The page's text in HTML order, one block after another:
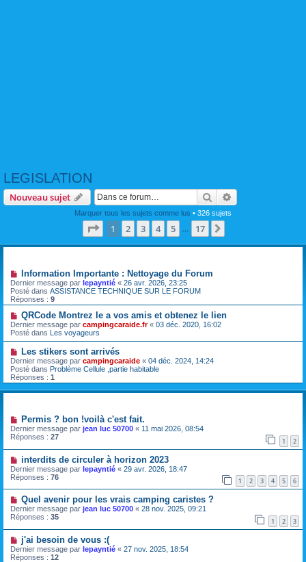
LEGISLATION
Nouveau sujet Rechercher
Marquer tous les sujets comme lus • 326 sujets
Page 1sur17
1 2 3 4 5 17
Information Importante : Nettoyage du Forum
Dernier message par lepayntié « 26 avr. 2026, 23:25
Posté dans ASSISTANCE TECHNIQUE SUR LE FORUM
Réponses : 9
QRCode Montrez le a vos amis et obtenez le lien
Dernier message par campingcaraide.fr« 03 déc. 2020, 16:02
Posté dans Les voyageurs
Les stikers sont arrivés
Dernier message par campingcaraide « 04 déc. 2024, 14:24
Posté dans Problème Cellule ,partie habitable
Réponses : 1
Permis ? bon !voilà c'est fait.
Dernier message par jean luc 50700 « 11 mai 2026, 08:54
Réponses : 27 1 2
interdits de circuler à horizon 2023
Dernier message par lepayntié « 29 avr. 2026, 18:47
Réponses : 76 1 2 3 4 5 6
Quel avenir pour les vrais camping caristes ?
Dernier message par jean luc 50700 « 28 nov. 2025, 09:21
Réponses : 35 1 2 3
j'ai besoin de vous :(
Dernier message par lepayntié « 27 nov. 2025, 18:54
Réponses : 12